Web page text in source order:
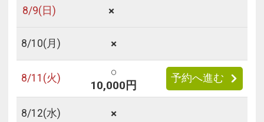
8/9(日) ×
8/10(月) ×
8/11 (火)
○
10,000円
予約へ進む
8/12(水) ×